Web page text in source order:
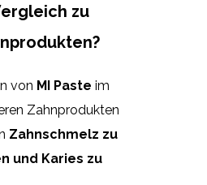
zu
von MI Paste im
Zahnprodukten
Zahnschmelz zu
und Karies zu